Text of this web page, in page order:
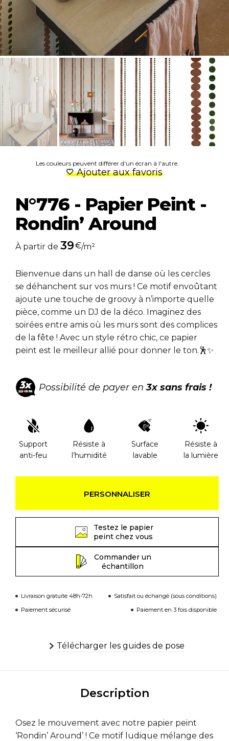
Les couleurs peuvent différer d'un écran à l'autre.
Ajouter aux favoris
N°776 - Papier Peint -
Rondin’ Around
À partir de 39€/m²
Bienvenue dans un hall de danse où les cercles
se déhanchent sur vos murs ! Ce motif envoûtant
ajoute une touche de groovy à n’importe quelle
pièce, comme un DJ de la déco. Imaginez des
soirées entre amis où les murs sont des complices
de la fête ! Avec un style rétro chic, ce papier
peint est le meilleur allié pour donner le ton.🕺✨
Possibilité de payer en3x sans frais !
Support
anti-feu
Résiste à
l’humidité
Surface
lavable
Résiste à
la lumière
PERSONNALISER
Testez le papier
peint chez vous
Commander un
échantillon
Livraison gratuite 48h-72h
Satisfait ou échangé (sous conditions)
Paiement sécurisé
Paiement en 3 fois disponible
Télécharger les guides de pose
Description
Osez le mouvement avec notre papier peint
‘Rondin’ Around’ ! Ce motif ludique mélange des